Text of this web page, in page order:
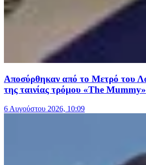
Αποσύρθηκαν από το Μετρό του
της ταινίας τρόμου «The Mummy»
6 Αυγούστου 2026, 10:09